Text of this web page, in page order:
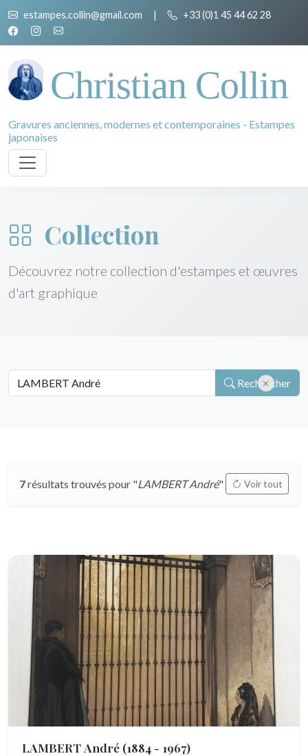
estampes.collin@gmail.com | +33 (0)1 45 44 62 28
Christian Collin
Gravures anciennes, modernes et contemporaines - Estampes
japonaises
Collection
Découvrez notre collection d'estampes et œuvres
d'art graphique
Rechercher
7résultats trouvés pour "LAMBERT André" Voir tout
LAMBERT André (1884 - 1967)